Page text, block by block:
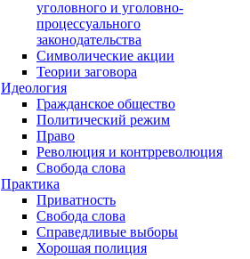
уголовного и уголовно-
процессуального
законодательства
Символические акции
Теории заговора
Идеология
Гражданское общество
Политический режим
Право
Революция и контрреволюция
Свобода слова
Практика
Приватность
Свобода слова
Справедливые выборы
Хорошая полиция